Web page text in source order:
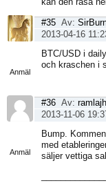
Anmäl
#35 Av:
2013-04-16
BTC/USD i
och kraschen i
Anmäl
#36 Av: ramlajh
2013-11-06
Bump.
med
säljer vettiga